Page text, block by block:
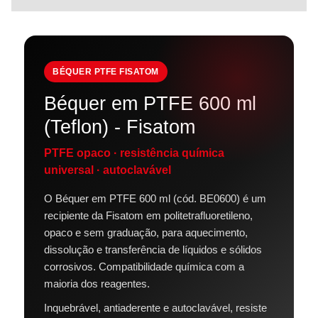
BÉQUER PTFE FISATOM
Béquer em PTFE 600 ml
(Teflon) - Fisatom
PTFE opaco · resistência química
universal · autoclavável
O Béquer em PTFE 600 ml (cód. BE0600) é um
recipiente da Fisatom em politetrafluoretileno,
opaco e sem graduação, para aquecimento,
dissolução e transferência de líquidos e sólidos
corrosivos. Compatibilidade química com a
maioria dos reagentes.
Inquebrável, antiaderente e autoclavável, resiste